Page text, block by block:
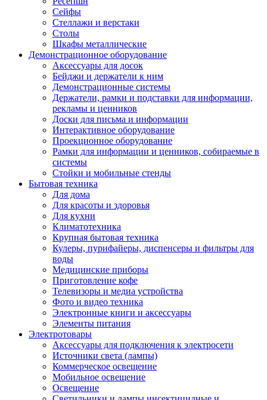
Сейфы
Стеллажи и верстаки
Столы
Шкафы металлические
Демонстрационное оборудование
Аксессуары для досок
Бейджи и держатели к ним
Демонстрационные системы
Держатели, рамки и подставки для информации,
рекламы и ценников
Доски для письма и информации
Интерактивное оборудование
Проекционное оборудование
Рамки для информации и ценников, собираемые в
системы
Стойки и мобильные стенды
Бытовая техника
Для дома
Для красоты и здоровья
Для кухни
Климатотехника
Крупная бытовая техника
Кулеры, пурифайеры, диспенсеры и фильтры для
воды
Медицинские приборы
Приготовление кофе
Телевизоры и медиа устройства
Фото и видео техника
Электронные книги и аксессуары
Элементы питания
Электротовары
Аксессуары для подключения к электросети
Источники света (лампы)
Коммерческое освещение
Мобильное освещение
Освещение